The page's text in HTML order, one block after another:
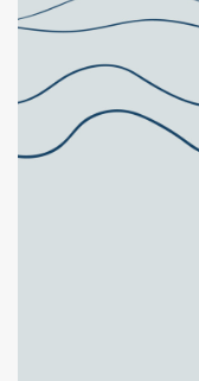
Contact
Inloggen